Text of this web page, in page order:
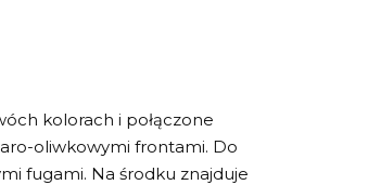
kolorach i połączone
oliwkowymi frontami. Do
fugami. Na środku znajduje